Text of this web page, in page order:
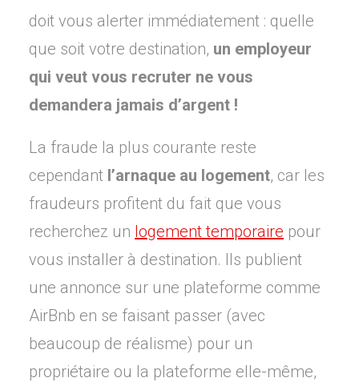
doit vous alerter immédiatement : quelle
que soit votre destination, un employeur
qui veut vous recruter ne vous
demandera jamais d’argent !
La fraude la plus courante reste
cependant l’arnaque au logement, car les
fraudeurs profitent du fait que vous
recherchez un logement temporaire pour
vous installer à destination. Ils publient
une annonce sur une plateforme comme
AirBnb en se faisant passer (avec
beaucoup de réalisme) pour un
propriétaire ou la plateforme elle-même,